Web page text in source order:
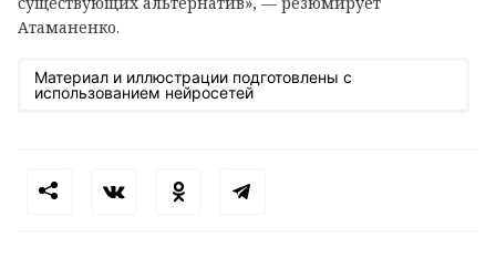
Атаманенко.
Материал и иллюстрации подготовлены с
использованием нейросетей